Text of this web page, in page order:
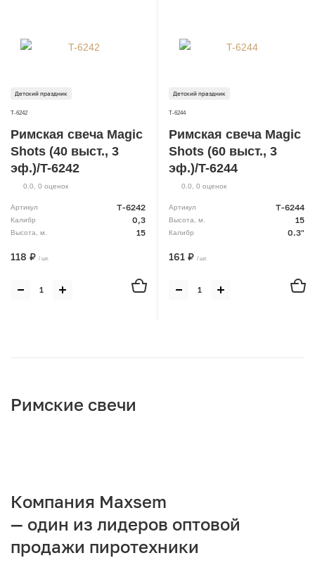
Детский праздник
T-6242
Римская свеча Magic
Shots (40 выст., 3
эф.)/T-6242
0.0 0 оценок
Артикул T-6242
Калибр 0,3
Высота, м. 15
118 ₽ / шт.
Детский праздник
T-6244
Римская свеча Magic
Shots (60 выст., 3
эф.)/T-6244
0.0 0 оценок
Артикул T-6244
Высота, м. 15
Калибр 0.3"
161 ₽ / шт.
Римские свечи
Компания Maxsem
— один из лидеров оптовой
продажи пиротехники